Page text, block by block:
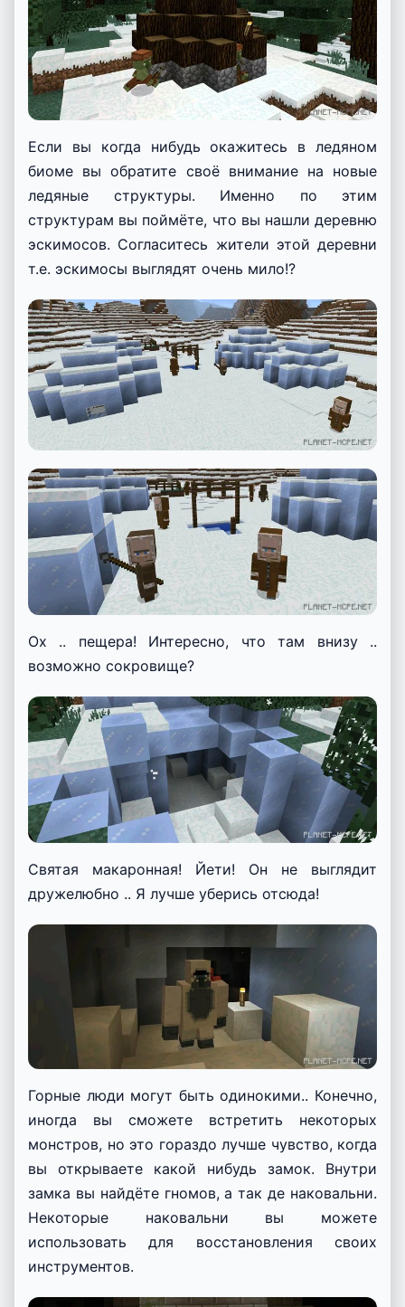
Если вы когда нибудь окажитесь в ледяном
биоме вы обратите своё внимание на новые
ледяные структуры. Именно по этим
структурам вы поймёте, что вы нашли деревню
эскимосов. Согласитесь жители этой деревни
т.е. эскимосы выглядят очень мило!?
Ох .. пещера! Интересно, что там внизу ..
возможно сокровище?
Святая макаронная! Йети! Он не выглядит
дружелюбно .. Я лучше уберись отсюда!
Горные люди могут быть одинокими.. Конечно,
иногда вы сможете встретить некоторых
монстров, но это гораздо лучше чувство, когда
вы открываете какой нибудь замок. Внутри
замка вы найдёте гномов, а так де наковальни.
Некоторые наковальни вы можете
использовать для восстановления своих
инструментов.